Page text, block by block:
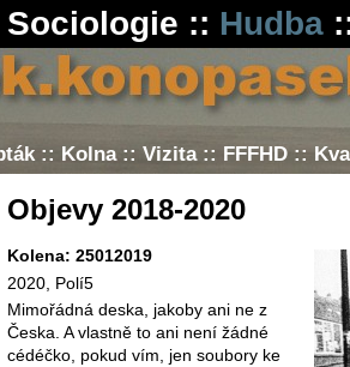
Sociologie :: Hudba
:: Kolna:: Vizita:: FFFHD ::
Objevy 2018-2020
Kolena: 25012019
2020, Polí5
Mimořádná deska, jakoby ani ne z
Česka. A vlastně to ani není žádné
cédéčko, pokud vím, jen soubory ke